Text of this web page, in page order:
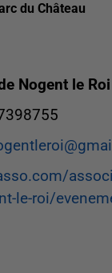
du Château
Nogent le Roi
le-roi/